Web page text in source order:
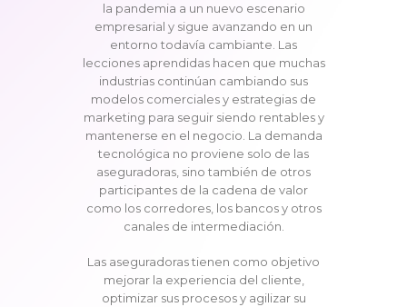
la pandemia a un nuevo escenario
empresarial y sigue avanzando en un
entorno todavía cambiante. Las
lecciones aprendidas hacen que muchas
industrias continúan cambiando sus
modelos comerciales y estrategias de
marketing para seguir siendo rentables y
mantenerse en el negocio. La demanda
tecnológica no proviene solo de las
aseguradoras, sino también de otros
participantes de la cadena de valor
como los corredores, los bancos y otros
canales de intermediación.
Las aseguradoras tienen como objetivo
mejorar la experiencia del cliente,
optimizar sus procesos y agilizar su